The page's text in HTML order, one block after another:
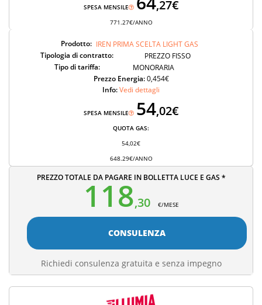
SPESA MENSILE ,27€
771.27€/ANNO
Prodotto: IREN PRIMA SCELTA LIGHT GAS
Tipologia di contratto:
PREZZO FISSO
Tipo di tariffa:
MONORARIA
Prezzo Energia:0,454€
Info:Vedi dettagli
SPESA MENSILE 54,02€
QUOTA GAS:
54,02€
648.29€/ANNO
PREZZO TOTALE DA PAGARE IN BOLLETTA LUCE E GAS *
118,30 €/MESE
CONSULENZA
Richiedi consulenza gratuita e senza impegno